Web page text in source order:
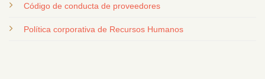
Código de conducta de proveedores
Política corporativa de Recursos Humanos